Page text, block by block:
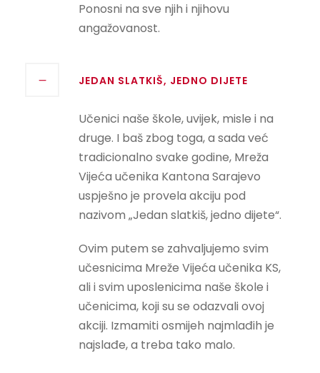
Ponosni na sve njih i njihovu
angažovanost.
JEDAN SLATKIŠ, JEDNO DIJETE
Učenici naše škole, uvijek, misle i na
druge. I baš zbog toga, a sada već
tradicionalno svake godine, Mreža
Vijeća učenika Kantona Sarajevo
uspješno je provela akciju pod
nazivom „Jedan slatkiš, jedno dijete“.
Ovim putem se zahvaljujemo svim
učesnicima Mreže Vijeća učenika KS,
ali i svim uposlenicima naše škole i
učenicima, koji su se odazvali ovoj
akciji. Izmamiti osmijeh najmlađih je
najslađe, a treba tako malo.